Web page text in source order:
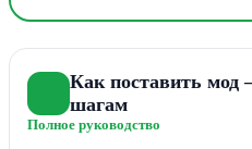
Как поставить мод
шагам
Полное руководство